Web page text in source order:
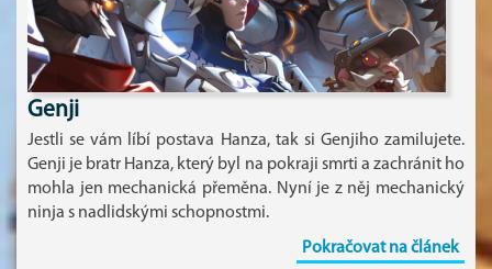
Genji
Jestli se vám líbí postava Hanza, tak si Genjiho zamilujete.
Genji je bratr Hanza, který byl na pokraji smrti a zachránit ho
mohla jen mechanická přeměna. Nyní je z něj mechanický
ninja s nadlidskými schopnostmi.
Pokračovat na článek